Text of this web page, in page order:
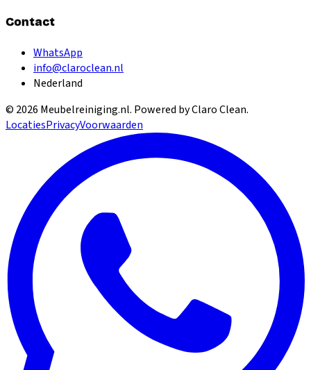
Contact
WhatsApp
info@claroclean.nl
Nederland
© 2026 Meubelreiniging.nl. Powered by Claro Clean.
LocatiesPrivacyVoorwaarden